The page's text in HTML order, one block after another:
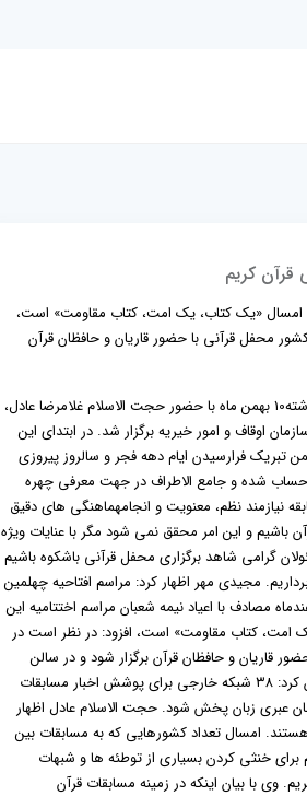
قرآن کریم
امسال «یک کتاب، یک امت، کتاب مقاومت» است،
قرآن در بیش از ۲۰۰ بقعه متبرکه در سراسر کشور محفل قرآنی با حضور قاریان و حافظان قرآن
نشست مسئولان کمیته‌ها و کارگروه‌های ستاد برگزاری چهلمین دوره مسابقات بین‌المللی قرآن، روزگذشته10 بهمن ماه با حضور حجت الاسلام غلامرضا عادل،
اوقاف و امور خیریه برگزار شد. در ابتدای این
فرارسیدن ایام دهه فجر و سالروز پیروزی
حساب شده و جامع الاطراف در جهت معرفی چهره
نیازمند نظم، معنویت و انجامهماهنگی های دقیق
باشیم و این امر محقق نمی شود مگر با عنایات ویژه
گرامی شاهد برگزاری محفل قرآنی باشکوه باشیم
مجیدی مهر اظهار کرد: مراسم افتاحیه چهلمین
بود و دوم اسفندماه مصادف با اعیاد نیمه شعبان مراسم اختتامیه این
امت، کتاب مقاومت» است، افزود: در نظر است در
کشور محفل قرآنی با حضور قاریان و حافظان قرآن برگزار شود و در سالن
اجلاس از طریق ویدئو وال نمایش داده شود. رئیس مرکز امور قرآنی سازمان اوقاف و امور خیریه بیان کرد: ۳۸ شبکه خارجی برای پوشش اخبار مسابقات
عبری زبان پخش شود. حجت الاسلام عادل اظهار
هستند. امسال تعداد کشورهایی که به مسابقات بین
برای خنثی کردن بسیاری از توطئه ها و شبهات
وی با بیان اینکه در زمینه مسابقات قرآن